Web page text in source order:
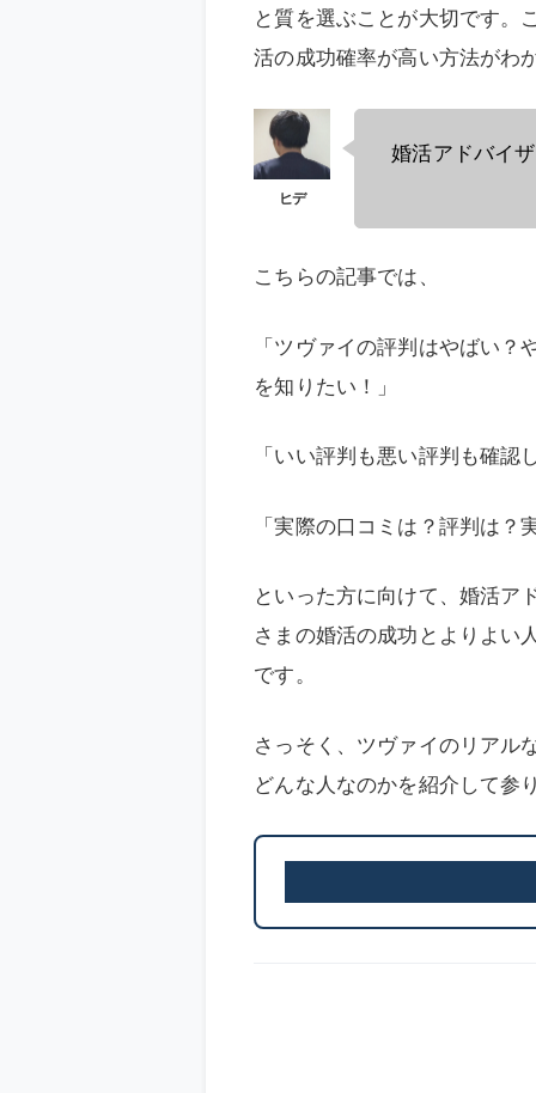
と質を選ぶことが大切です。
活の成功確率が高い方法がわ
婚活アドバイ
こちらの記事では、
「ツヴァイの評判はやばい
を知りたい！」
「いい評判も悪い評判も確
「実際の口コミは？評判は？
といった方に向けて、婚活ア
さまの婚活の成功とよりよい
です。
さっそく、ツヴァイのリアル
どんな人なのかを紹介して参